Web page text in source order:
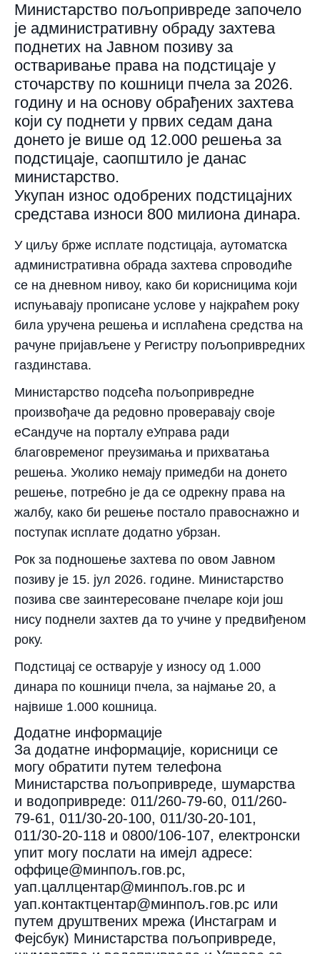
Министарство пољопривреде започело
је административну обраду захтева
поднетих на Јавном позиву за
остваривање права на подстицаје у
сточарству по кошници пчела за 2026.
годину и на основу обрађених захтева
који су поднети у првих седам дана
донето је више од 12.000 решења за
подстицаје, саопштило је данас
министарство.
Укупан износ одобрених подстицајних
средстава износи 800 милиона динара.
У циљу брже исплате подстицаја, аутоматска
административна обрада захтева спроводиће
се на дневном нивоу, како би корисницима који
испуњавају прописане услове у најкраћем року
била уручена решења и исплаћена средства на
рачуне пријављене у Регистру пољопривредних
газдинстава.
Министарство подсећа пољопривредне
произвођаче да редовно проверавају своје
еСандуче на порталу еУправа ради
благовременог преузимања и прихватања
решења. Уколико немају примедби на донето
решење, потребно је да се одрекну права на
жалбу, како би решење постало правоснажно и
поступак исплате додатно убрзан.
Рок за подношење захтева по овом Јавном
позиву је 15. јул 2026. године. Министарство
позива све заинтересоване пчеларе који још
нису поднели захтев да то учине у предвиђеном
року.
Подстицај се остварује у износу од 1.000
динара по кошници пчела, за најмање 20, а
највише 1.000 кошница.
Додатне информације
За додатне информације, корисници се
могу обратити путем телефона
Министарства пољопривреде, шумарства
и водопривреде: 011/260-79-60, 011/260-
79-61, 011/30-20-100, 011/30-20-101,
011/30-20-118 и 0800/106-107, електронски
упит могу послати на имејл адресе:
оффице@минпољ.гов.рс,
уап.цаллцентар@минпољ.гов.рс и
уап.контактцентар@минпољ.гов.рс или
путем друштвених мрежа (Инстаграм и
Фејсбук) Министарства пољопривреде,